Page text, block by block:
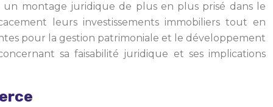
un montage juridique de plus en plus prisé dans le
leurs investissements immobiliers tout en
pour la gestion patrimoniale et le développement
sa faisabilité juridique et ses implications